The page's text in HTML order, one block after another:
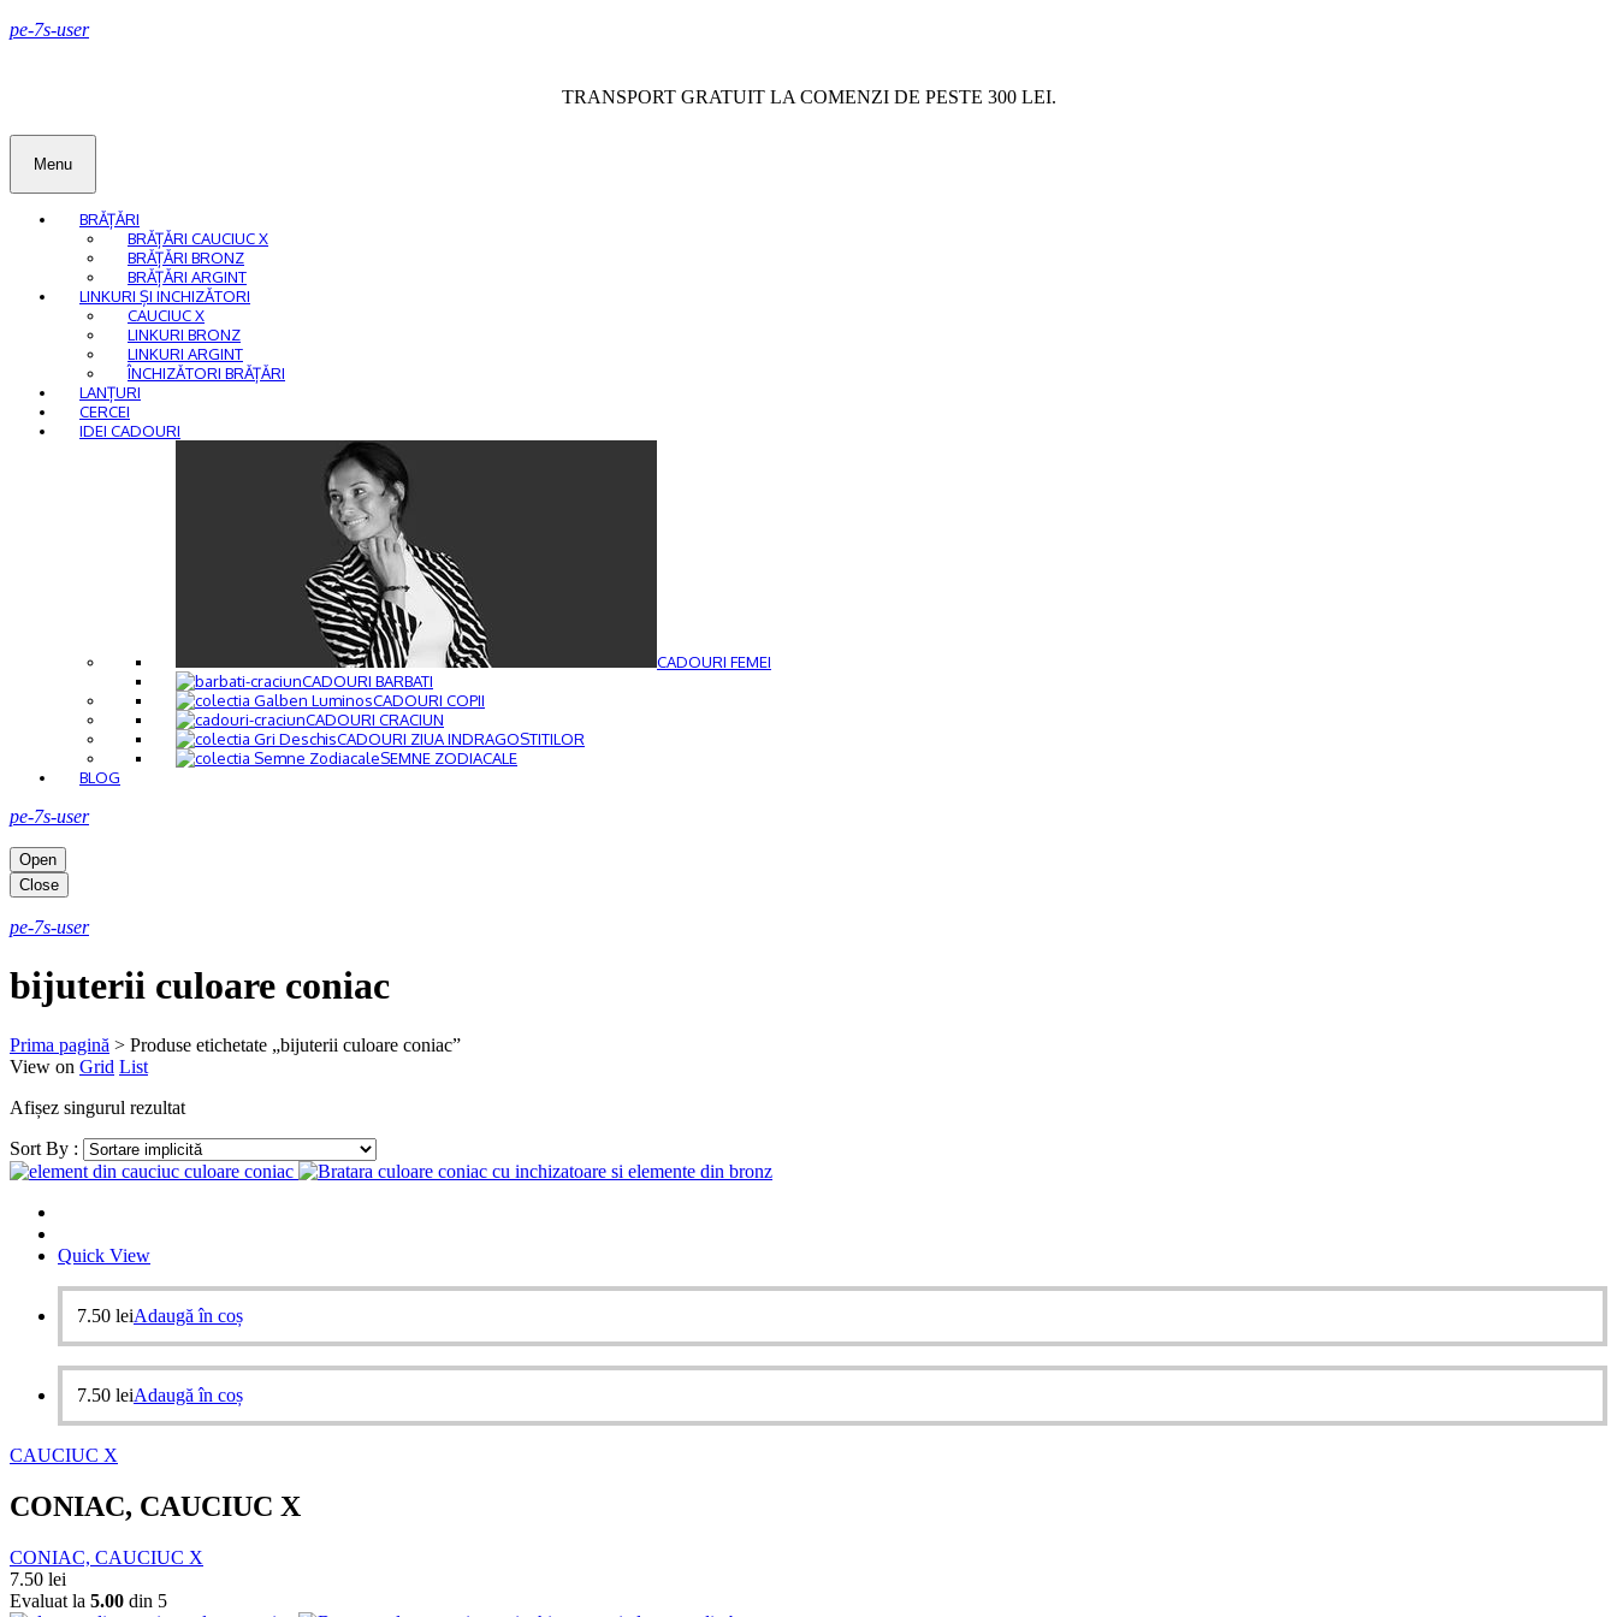
pe-7s-user
TRANSPORT GRATUIT LA COMENZI DE PESTE 300 LEI.
Menu
BRĂȚĂRI
BRĂȚĂRI CAUCIUC X
BRĂȚĂRI BRONZ
BRĂȚĂRI ARGINT
LINKURI ȘI INCHIZĂTORI
CAUCIUC X
LINKURI BRONZ
LINKURI ARGINT
ÎNCHIZĂTORI BRĂȚĂRI
LANȚURI
CERCEI
IDEI CADOURI
CADOURI FEMEI
CADOURI BARBATI
CADOURI COPII
CADOURI CRACIUN
CADOURI ZIUA INDRAGOSTITILOR
SEMNE ZODIACALE
BLOG
pe-7s-user
Open
Close
pe-7s-user
bijuterii culoare coniac
Prima pagină > Produse etichetate „bijuterii culoare coniac”
View on Grid List
Afișez singurul rezultat
Sort By :
Quick View
7.50 leiAdaugă în coș
7.50 leiAdaugă în coș
CAUCIUC X
CONIAC, CAUCIUC X
CONIAC, CAUCIUC X
7.50 lei
Evaluat la 5.00 din 5